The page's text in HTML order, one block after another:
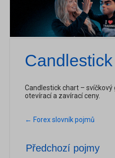
Candlestick chart –
otevírací a zavírací ceny.
← Forex slovník pojmů
Předchozí pojmy